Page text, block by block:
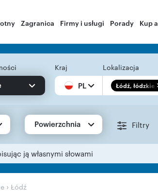
Zagranica Firmy i usługi Porady Kup
Kraj
PL
Lokalizacja
Łódź, łódzkie
Powierzchnia Filtry
ją własnymi słowami
› Łódź